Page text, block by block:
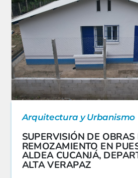
Arquitectura y Urbanismo
SUPERVISIÓN DE OBRAS
REMOZAMIENTO EN
ALDEA CUCANJÁ,
ALTA VERAPAZ